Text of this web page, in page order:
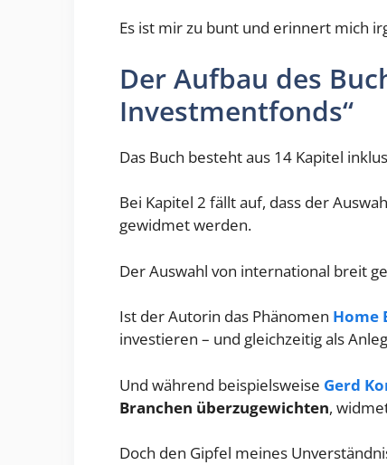
Es ist mir zu bunt und erinnert mich
Der Aufbau des
Investmentfonds“
Das Buch besteht aus 14 Kapitel
Bei Kapitel 2 fällt auf, dass der
gewidmet werden.
Der Auswahl von international breit
Ist der Autorin das Phänomen Home
investieren – und gleichzeitig als
Und während beispielsweise Gerd
Branchen überzugewichten,
Doch den Gipfel meines